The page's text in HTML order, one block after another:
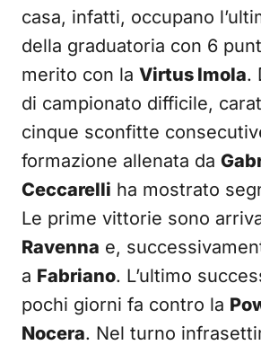
casa, infatti, occupano
della graduatoria con 6
merito con la Virtus Imola.
di campionato difficile,
cinque sconfitte
formazione allenata da
Ceccarelli ha mostrato
Le prime vittorie sono
Ravenna e,
a Fabriano. L’ultimo
pochi giorni fa contro la
Nocera. Nel turno